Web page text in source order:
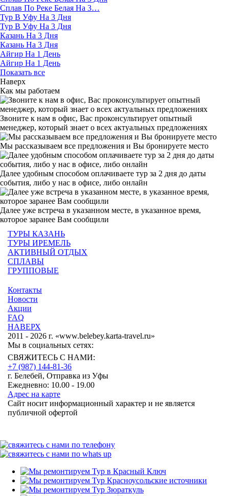
Сплав По Реке Белая На 3…
Тур В Уфу На 3 Дня
Тур В Уфу На 3 Дня
Казань На 3 Дня
Казань На 3 Дня
Айгир На 1 День
Айгир На 1 День
Показать все
Наверх
Как мы работаем
Звоните к нам в офис, Вас проконсультирует опытный
менеджер, который знает о всех актуальных предложениях
Мы рассказываем все предложения и Вы бронируете место
Далее удобным способом оплачиваете тур за 2 дня до даты
события, либо у нас в офисе, либо онлайн
Далее уже встреча в указанном месте, в указанное время,
которое заранее Вам сообщили
Контакты
Новости
Акции
FAQ
НАВЕРХ
2011 - 2026 г. «www.belebey.karta-travel.ru»
ТУРЫ КАЗАНЬ
ТУРЫ ИРЕМЕЛЬ
АКТИВНЫЙ ОТДЫХ
СПЛАВЫ
ГРУППОВЫЕ
Мы в социальных сетях:
СВЯЖИТЕСЬ С НАМИ:
+7 (987) 144-81-36
г. Белебей, Отправка из Уфы
Ежедневно: 10.00 - 19.00
Адрес на карте
Сайт носит информационный характер и не является
публичной офертой